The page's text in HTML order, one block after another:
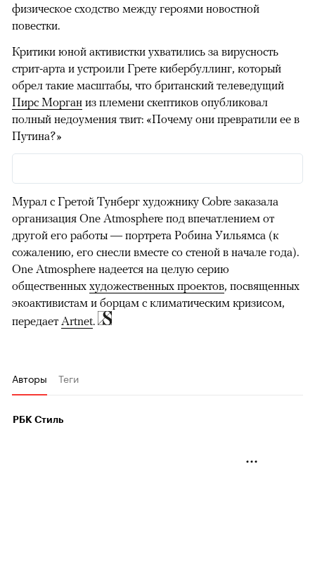
физическое сходство между героями новостной
повестки.
Критики юной активистки ухватились за вирусность
стрит-арта и устроили Грете кибербуллинг, который
обрел такие масштабы, что британский телеведущий
Пирс Морган из племени скептиков опубликовал
полный недоумения твит: «Почему они превратили ее в
Путина?»
Мурал с Гретой Тунберг художнику Cobre заказала
организация One Atmosphere под впечатлением от
другой его работы — портрета Робина Уильямса (к
сожалению, его снесли вместе со стеной в начале года).
One Atmosphere надеется на целую серию
общественных художественных проектов, посвященных
экоактивистам и борцам с климатическим кризисом,
передает Artnet.
Авторы Теги
РБК Стиль